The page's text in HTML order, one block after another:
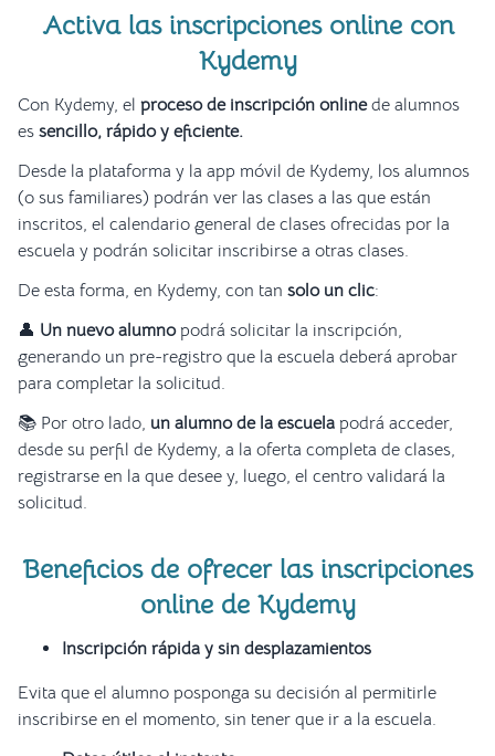
Activa las inscripciones online con
Kydemy
Con Kydemy, el proceso de inscripción onlinede alumnos
es sencillo, rápido y eficiente.
Desde la plataforma y la app móvil de Kydemy, los alumnos
(o sus familiares) podrán ver las clases a las que están
inscritos, el calendario general de clases ofrecidas por la
escuela y podrán solicitar inscribirse a otras clases.
De esta forma, en Kydemy, con tan solo un clic:
👤 Un nuevo alumnopodrá solicitar la inscripción,
generando un pre-registro que la escuela deberá aprobar
para completar la solicitud.
📚 Por otro lado, un alumno de la escuela podrá acceder,
desde su perfil de Kydemy, a la oferta completa de clases,
registrarse en la que desee y, luego, el centro validará la
solicitud.
Beneficios de ofrecer las inscripciones
online de Kydemy
Inscripción rápida y sin desplazamientos
Evita que el alumno posponga su decisión al permitirle
inscribirse en el momento, sin tener que ir a la escuela.